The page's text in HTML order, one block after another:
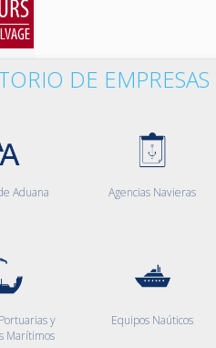
DE EMPRESAS
Aduana Agencias Navieras
y
Marítimos
Equipos Naúticos